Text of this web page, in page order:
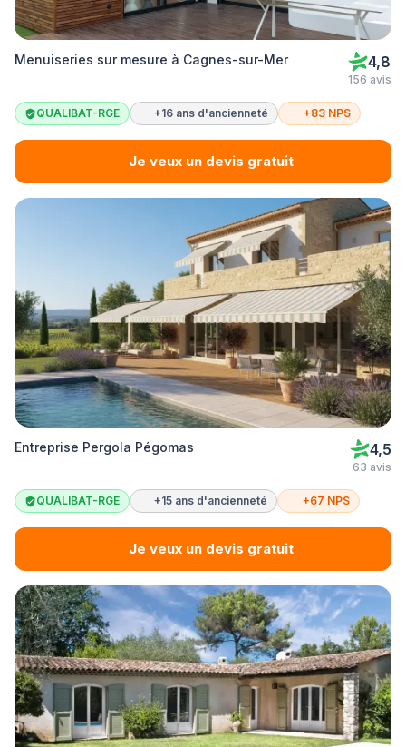
Menuiseries sur mesure à Cagnes-sur-Mer 4,8
156 avis
QUALIBAT-RGE +16 ans d'ancienneté +83 NPS
Je veux un devis gratuit
Entreprise Pergola Pégomas 4,5
63 avis
QUALIBAT-RGE +15 ans d'ancienneté +67 NPS
Je veux un devis gratuit